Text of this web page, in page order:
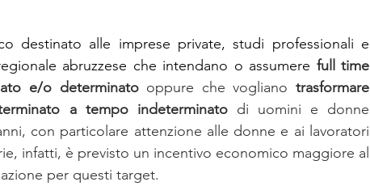
destinato alle imprese private, studi professionali e
abruzzese che intendano o assumere full time
e/o determinato oppure che vogliano trasformare
a tempo indeterminato di uomini e donne
con particolare attenzione alle donne e ai lavoratori
infatti, è previsto un incentivo economico maggiore al
per questi target.